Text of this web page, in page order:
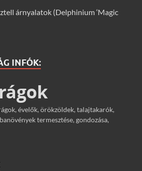
árnyalatok (Delphinium ‘Magic
INFÓK:
évelők, örökzöldek, talajtakarók,
termesztése, gondozása,